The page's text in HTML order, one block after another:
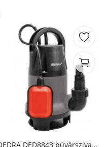
DEDRA DED8843 búvárszivattyú